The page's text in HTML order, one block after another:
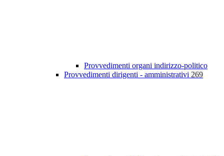
Provvedimenti organi indirizzo-politico
Provvedimenti dirigenti - amministrativi 269